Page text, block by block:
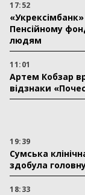
17:52
Пенсійному
людям
11:01
Артем Кобзар
відзнаки
19:39
Сумська
здобула
18:33